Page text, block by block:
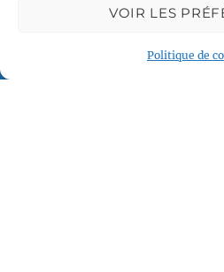
VOIR LES
Politique de
Associations